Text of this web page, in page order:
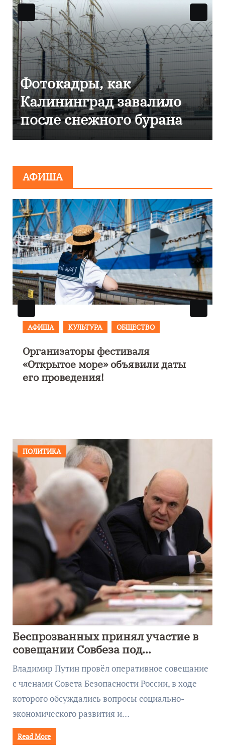
как
завалило
снежного бурана
АФИША
АФИША
В Калининграде пройдет
фестиваль искусств «Зимние
каникулы на Балтике»
ПОЛИТИКА
Беспрозванных принял участие в
совещании Совбеза под
руководством Путина
Владимир Путин провёл оперативное совещание
с членами Совета Безопасности России, в ходе
которого обсуждались вопросы социально-
экономического развития и…
Read More